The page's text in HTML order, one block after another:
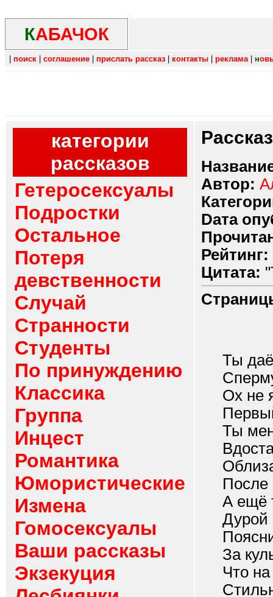
КАБАЧОК
поиск соглашение прислать рассказ контакты реклама| н
категории
рассказов
Гетеросексуалы
Подростки
Остальное
Потеря
девственности
Случай
Странности
Студенты
По принуждению
Классика
Группа
Инцест
Романтика
Юмористические
Измена
Гомосексуалы
Ваши рассказы
Экзекуция
Автор:
Dата
Рейтинг:
Цитата:
Ты
Ох не я
Ты
После
А ещё
Дурой
За
Что на